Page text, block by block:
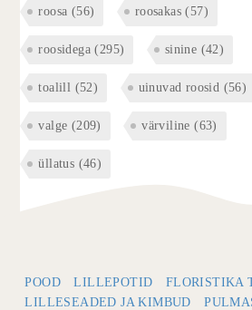
roosa (56) roosakas (57)
roosidega (295) sinine (42)
toalill (52) uinuvad roosid (56)
valge (209) värviline (63)
üllatus (46)
POOD LILLEPOTID
FLORISTIKA
LILLESEADED JA KIMBUD